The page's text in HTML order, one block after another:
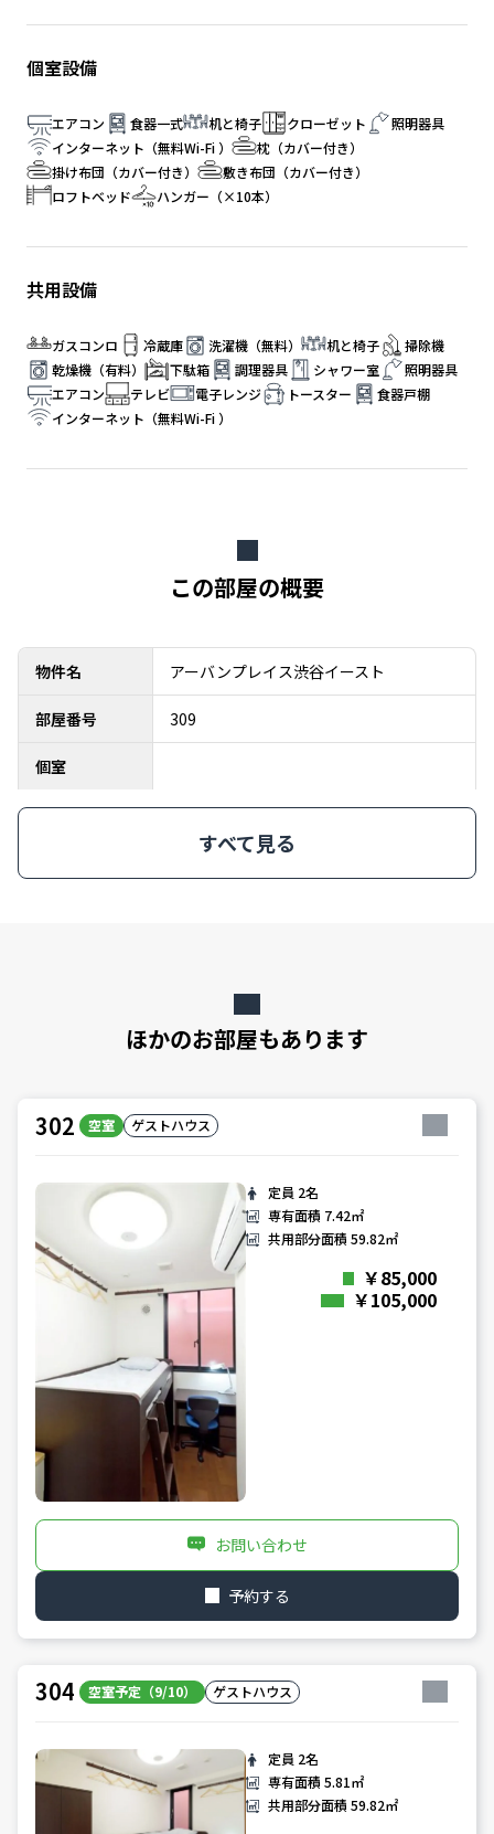
個室設備
エアコン 食器一式 机と椅子 クローゼット
照明器具
インターネット（無料Wi-Fi ）
枕（カバー付き）
掛け布団（カバー付き）
敷き布団（カバー付き）
ロフトベッド
ハンガー（×10本）
共用設備
ガスコンロ 冷蔵庫 洗濯機（無料） 机と椅子
掃除機
乾燥機（有料）
下駄箱 調理器具 シャワー室
照明器具
エアコン
テレビ 電子レンジ トースター
食器戸棚
インターネット（無料Wi-Fi ）
この部屋の概要
物件名 アーバンプレイス渋谷イースト
部屋番号 309
個室
すべて見る
ほかのお部屋もあります
302 空室 ゲストハウス
定員 2名
専有面積 7.42㎡
共用部分面積59.82㎡
￥85,000
￥105,000
お問い合わせ
予約する
304 空室予定（9/10） ゲストハウス
定員 2名
専有面積5.81㎡
共用部分面積59.82㎡